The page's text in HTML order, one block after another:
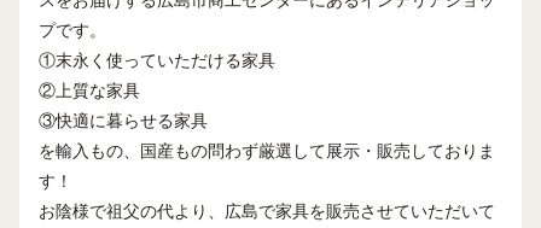
プです。
①末永く使っていただける家具
②上質な家具
③快適に暮らせる家具
を輸入もの、国産もの問わず厳選して展示・販売しておりま
す！
お陰様で祖父の代より、広島で家具を販売させていただいて